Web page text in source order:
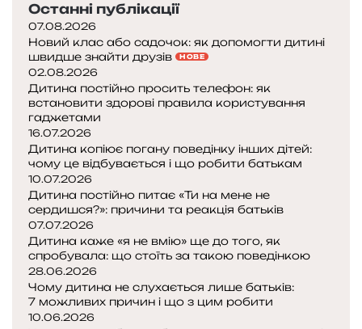
о
о
т
а
»
Л
с
и
ц
я
т
а
р
к
»
д
а
к
а
з
к
а
«
К
з
а
-
д
е
р
е
з
Останні публікації
07.08.2026
Новий клас або садочок: як допомогти дитині
швидше знайти друзів
НОВЕ
02.08.2026
Дитина постійно просить телефон: як
встановити здорові правила користування
гаджетами
16.07.2026
Дитина копіює погану поведінку інших дітей:
чому це відбувається і що робити батькам
10.07.2026
Дитина постійно питає «Ти на мене не
сердишся?»: причини та реакція батьків
07.07.2026
Дитина каже «я не вмію» ще до того, як
спробувала: що стоїть за такою поведінкою
28.06.2026
Чому дитина не слухається лише батьків:
7 можливих причин і що з цим робити
10.06.2026